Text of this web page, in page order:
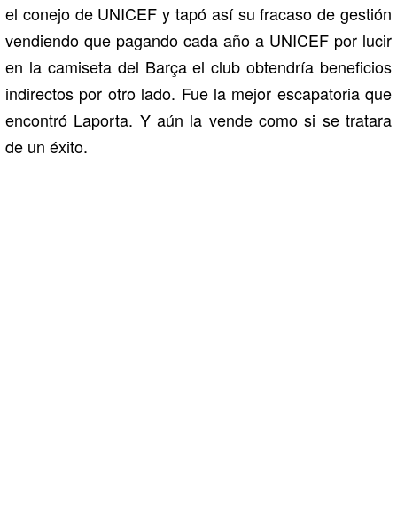
el conejo de UNICEF y tapó así su fracaso de gestión
vendiendo que pagando cada año a UNICEF por lucir
en la camiseta del Barça el club obtendría beneficios
indirectos por otro lado. Fue la mejor escapatoria que
encontró Laporta. Y aún la vende como si se tratara
de un éxito.